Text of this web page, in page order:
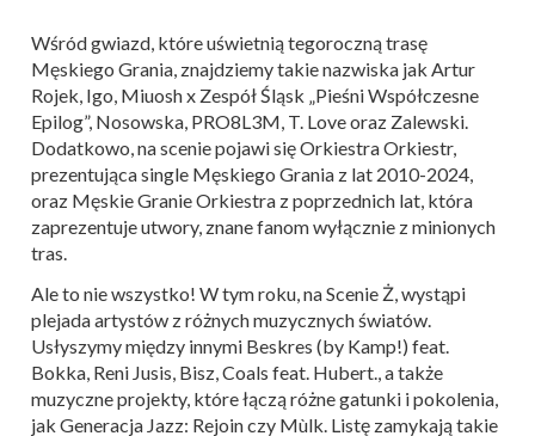
Wśród gwiazd, które uświetnią tegoroczną trasę
Męskiego Grania, znajdziemy takie nazwiska jak Artur
Rojek, Igo, Miuosh x Zespół Śląsk „Pieśni Współczesne
Epilog”, Nosowska, PRO8L3M, T. Love oraz Zalewski.
Dodatkowo, na scenie pojawi się Orkiestra Orkiestr,
prezentująca single Męskiego Grania z lat 2010-2024,
oraz Męskie Granie Orkiestra z poprzednich lat, która
zaprezentuje utwory, znane fanom wyłącznie z minionych
tras.
Ale to nie wszystko! W tym roku, na Scenie Ż, wystąpi
plejada artystów z różnych muzycznych światów.
Usłyszymy między innymi Beskres (by Kamp!) feat.
Bokka, Reni Jusis, Bisz, Coals feat. Hubert., a także
muzyczne projekty, które łączą różne gatunki i pokolenia,
jak Generacja Jazz: Rejoin czy Mùlk. Listę zamykają takie